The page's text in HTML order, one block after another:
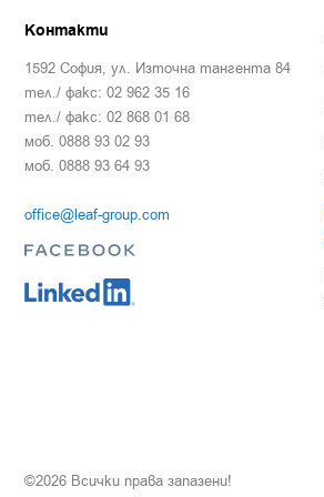
Контакти
1592 София, ул. Източна тангента 84
тел./ факс: 02 962 35 16
тел./ факс: 02 868 01 68
моб. 0888 93 02 93
моб. 0888 93 64 93
office@leaf-group.com
©2026 Всички права запазени!